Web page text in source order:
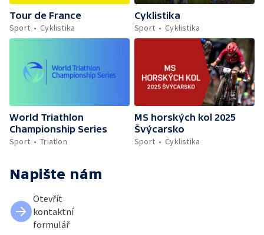
Tour de France
Sport
Cyklistika
Cyklistika
Sport
Cyklistika
World Triathlon
Championship Series
Sport
Triatlon
MS horských kol 2025
Švýcarsko
Sport
Cyklistika
Napište nám
Otevřít
kontaktní
formulář